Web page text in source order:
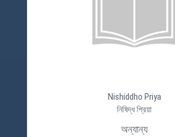
Nishiddho Priya
নিষিদ্ধ প্রিয়া
অন্যান্য